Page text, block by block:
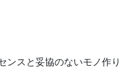
ンスと妥協のないモノ作り